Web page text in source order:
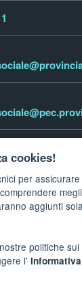
sociale
cookies!
per
aggiunti
politiche
l'